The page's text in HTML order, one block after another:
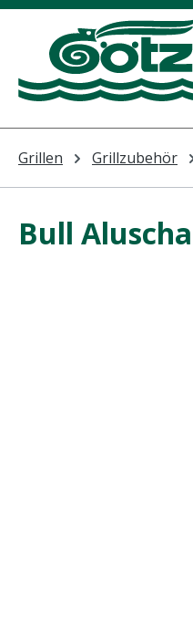
Hauptinhalt springen
Zur Suche springen
Zur Hauptnavigation
Grillen Grillzubehör
Bull